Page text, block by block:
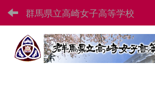
群馬県立高崎女子高等学校